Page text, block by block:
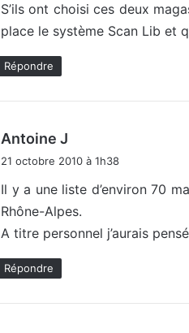
S’ils ont choisi ces deux
place le système Scan Lib et
Répondre
Antoine J
i
:
21 octobre 2010 à 1h38
Il y a une liste d’environ 70
Rhône-Alpes.
A titre personnel j’aurais
Répondre